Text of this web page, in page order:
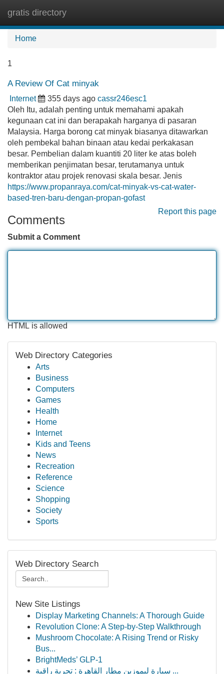
gratis directory
Home
1
A Review Of Cat minyak
Internet 355 days ago cassr246esc1
Oleh Itu, adalah penting untuk memahami apakah
kegunaan cat ini dan berapakah harganya di pasaran
Malaysia. Harga borong cat minyak biasanya ditawarkan
oleh pembekal bahan binaan atau kedai perkakasan
besar. Pembelian dalam kuantiti 20 liter ke atas boleh
memberikan penjimatan besar, terutamanya untuk
kontraktor atau projek renovasi skala besar. Jenis
https://www.propanraya.com/cat-minyak-vs-cat-water-
based-tren-baru-dengan-propan-gofast
Report this page
Comments
Submit a Comment
HTML is allowed
Web Directory Categories
Arts
Business
Computers
Games
Health
Home
Internet
Kids and Teens
News
Recreation
Reference
Science
Shopping
Society
Sports
Web Directory Search
New Site Listings
Display Marketing Channels: A Thorough Guide
Revolution Clone: A Step-by-Step Walkthrough
Mushroom Chocolate: A Rising Trend or Risky
Bus...
BrightMeds’ GLP-1
سيارة ليموزين مطار القاهرة : تجربة راقية ...